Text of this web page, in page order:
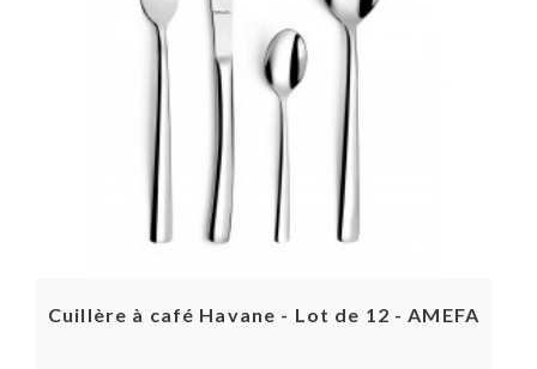
Cuillère à café Havane - Lot de 12 - AMEFA